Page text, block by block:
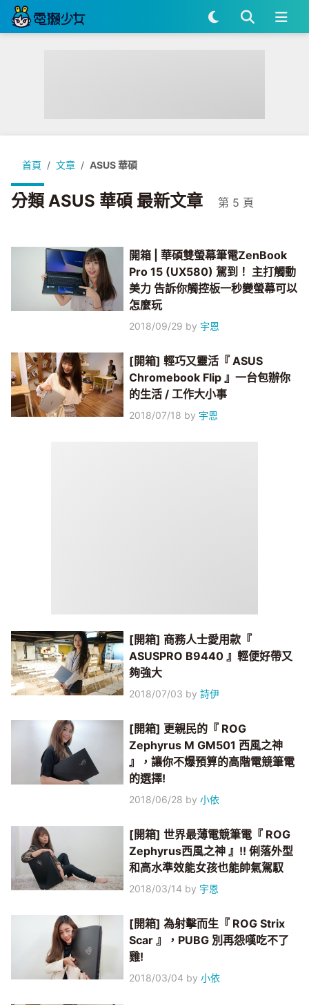
首頁 文章 ASUS 華碩
分類 ASUS 華碩 最新文章 第 5 頁
開箱 | 華碩雙螢幕筆電ZenBook
Pro 15 (UX580) 駕到！ 主打觸動
美力 告訴你觸控板一秒變螢幕可以
怎麼玩
2018/09/29 by 宇恩
[開箱] 輕巧又靈活『 ASUS
Chromebook Flip 』一台包辦你
的生活 / 工作大小事
2018/07/18 by 宇恩
[開箱] 商務人士愛用款『
ASUSPRO B9440 』輕便好帶又
夠強大
2018/07/03 by詩伊
[開箱] 更親民的『 ROG
Zephyrus M GM501 西風之神
』，讓你不爆預算的高階電競筆電
的選擇!
2018/06/28 by小依
[開箱] 世界最薄電競筆電『 ROG
Zephyrus西風之神 』!! 俐落外型
和高水準效能女孩也能帥氣駕馭
2018/03/14 by 宇恩
[開箱] 為射擊而生『 ROG Strix
Scar 』，PUBG 別再怨嘆吃不了
雞!
2018/03/04 by小依